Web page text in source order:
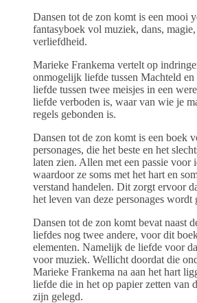
Dansen tot de zon komt is een mooi
fantasyboek vol muziek, dans,
verliefdheid.
Marieke Frankema vertelt op
onmogelijk liefde tussen Machteld en
liefde tussen twee meisjes in een
liefde verboden is, waar van wie je
regels gebonden is.
Dansen tot de zon komt is een boek
personages, die het beste en het
laten zien. Allen met een passie voor
waardoor ze soms met het hart en
verstand handelen. Dit zorgt ervoor
het leven van deze personages wordt
Dansen tot de zon komt bevat naast
liefdes nog twee andere, voor dit
elementen. Namelijk de liefde voor
voor muziek. Wellicht doordat die
Marieke Frankema na aan het hart
liefde die in het op papier zetten van
zijn gelegd.